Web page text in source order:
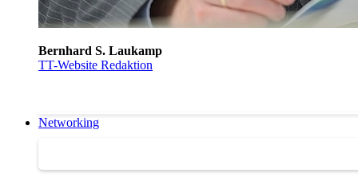
Bernhard S. Laukamp
TT-Website Redaktion
Networking